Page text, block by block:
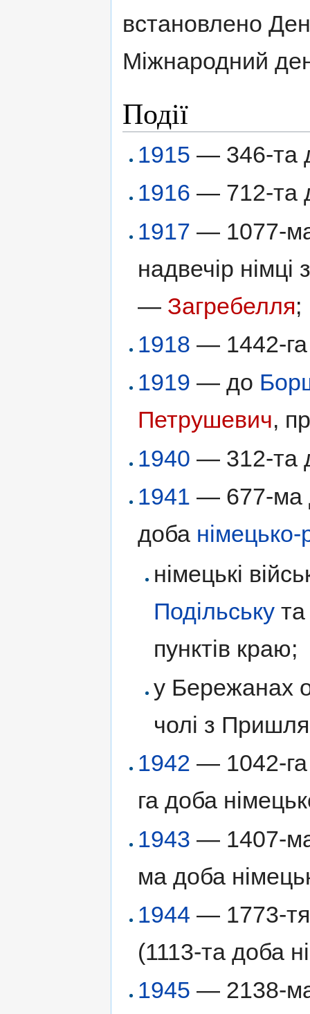
встановлено
Міжнародний
Події
1915 — 346-та
1916 — 712-та
1917 — 1077-ма
надвечір
— Загребелля;
1918 — 1442-га
1919 — до
Петрушевич,
1940 — 312-та
1941 — 677-ма
доба німецько-
німецькі
Подільськута
пунктів краю;
у Бережанах
чолі з
1942 — 1042-га
га доба
1943 — 1407-ма
ма доба
1944 — 1773-тя
(1113-та доба
1945 — 2138-ма